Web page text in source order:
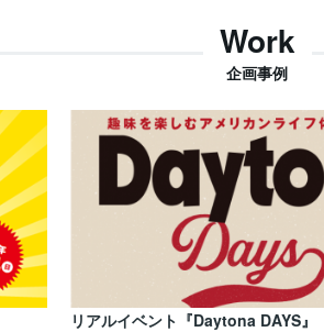
Work
企画事例
リアルイベント『Daytona DAYS』